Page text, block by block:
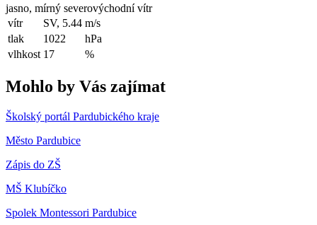
jasno, mírný severovýchodní vítr
vítr
SV, 5.44 m/s
tlak
1022
hPa
vlhkost 17 %
Mohlo by Vás zajímat
Školský portál Pardubického kraje
Město Pardubice
Zápis do ZŠ
MŠ Klubíčko
Spolek Montessori Pardubice